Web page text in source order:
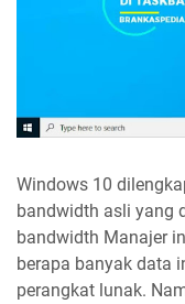
Windows 10
bandwidth asli yang
bandwidth Manajer
berapa banyak data
perangkat lunak.